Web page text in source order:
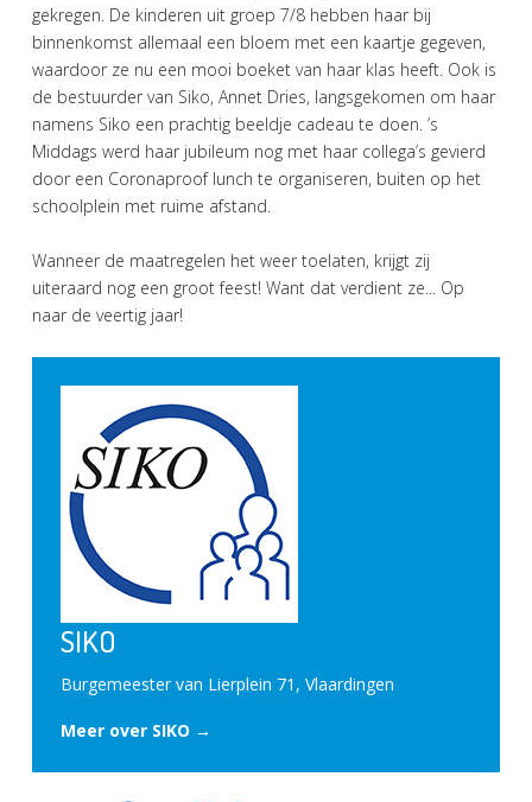
gekregen. De kinderen uit groep 7/8 hebben haar bij
binnenkomst allemaal een bloem met een kaartje gegeven,
waardoor ze nu een mooi boeket van haar klas heeft. Ook is
de bestuurder van Siko, Annet Dries, langsgekomen om haar
namens Siko een prachtig beeldje cadeau te doen. ’s
Middags werd haar jubileum nog met haar collega’s gevierd
door een Coronaproof lunch te organiseren, buiten op het
schoolplein met ruime afstand.
Wanneer de maatregelen het weer toelaten, krijgt zij
uiteraard nog een groot feest! Want dat verdient ze... Op
naar de veertig jaar!
SIKO
Burgemeester van Lierplein 71, Vlaardingen
Meer over SIKO →